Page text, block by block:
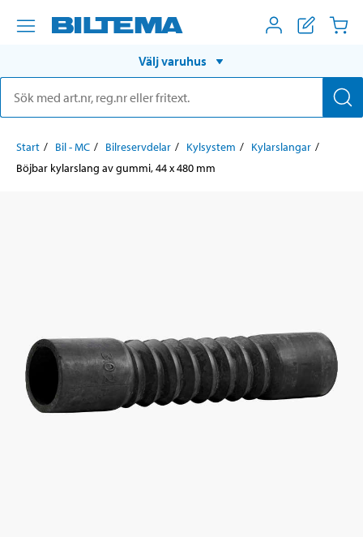
Välj varuhus
Start Bil - MC Bilreservdelar Kylsystem
Kylarslangar
Böjbar kylarslang av gummi, 44 x 480 mm